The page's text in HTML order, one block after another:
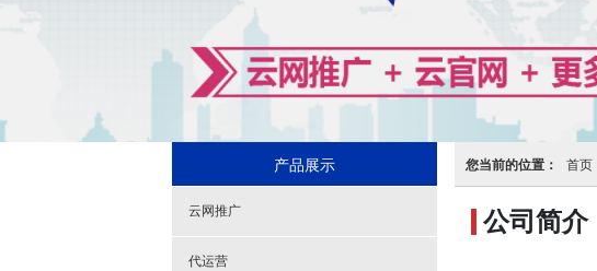
您当前的位置： 首页
公司简介
产品展示
云网推广
代运营